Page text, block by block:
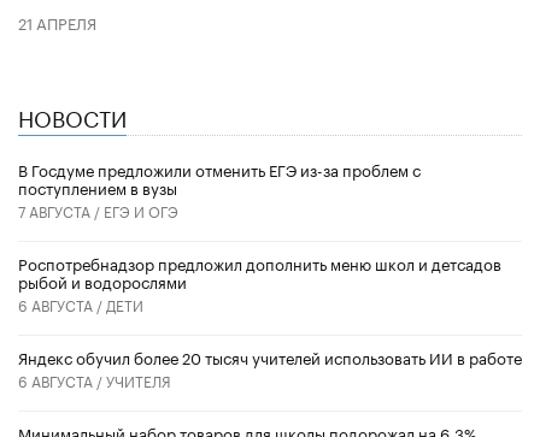
21 АПРЕЛЯ
НОВОСТИ
В Госдуме предложили отменить ЕГЭ из-за проблем с
поступлением в вузы
7 АВГУСТА / ЕГЭ И ОГЭ
Роспотребнадзор предложил дополнить меню школ и детсадов
рыбой и водорослями
6 АВГУСТА / ДЕТИ
​Яндекс обучил более 20 тысяч учителей использовать ИИ в работе
6 АВГУСТА /УЧИТЕЛЯ
Минимальный набор товаров для школы подорожал на 6,3%